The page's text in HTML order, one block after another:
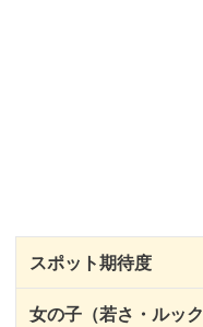
スポット期待度
女の子（若さ・ルック